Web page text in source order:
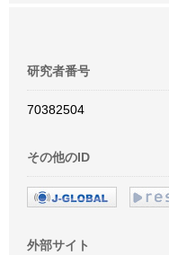
研究者番号
70382504
その他のID
外部サイト